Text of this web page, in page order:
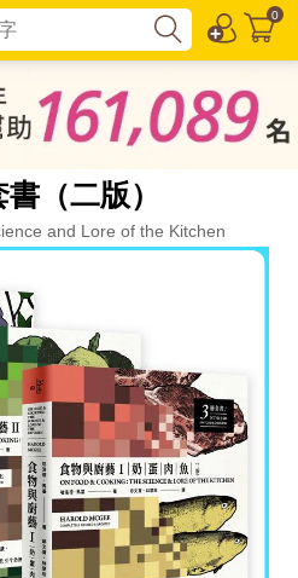
0
（二版）
and Lore of the Kitchen